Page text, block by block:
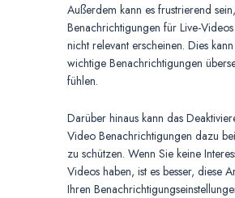
Außerdem kann es frustrierend
Benachrichtigungen für Live-
nicht relevant erscheinen. Dies
wichtige Benachrichtigungen
fühlen.
Darüber hinaus kann das
Video Benachrichtigungen dazu
zu schützen. Wenn Sie keine
Videos haben, ist es besser, diese
Ihren